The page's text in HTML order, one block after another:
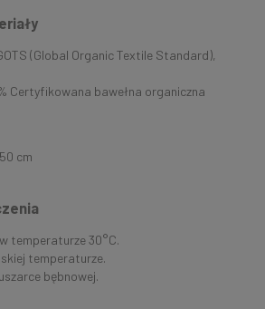
(Global Organic Textile Standard),
Certyfikowana bawełna organiczna
cm
temperaturze 30°C.
temperaturze.
bębnowej.